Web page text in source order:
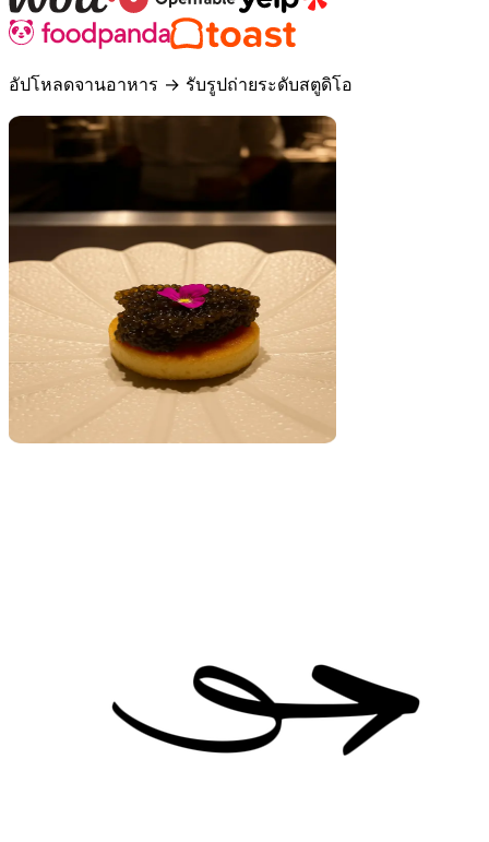
อัปโหลดจานอาหาร → รับรูปถ่ายระดับสตูดิโอ